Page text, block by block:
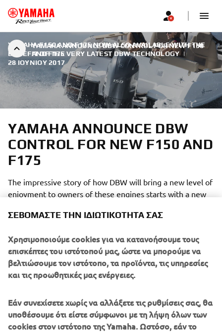
YAMAHA ANNOUNCE DBW CONTROL FOR NEW F150
AND F175
YAMAHA F150 AND F175 NOW ALSO AVAILABLE WITH THE
BENEFIT OF THE VERY LATEST DBW TECHNOLOGY |
28 ΙΟΥΝΊΟΥ 2017
YAMAHA ANNOUNCE DBW
CONTROL FOR NEW F150 AND
F175
The impressive story of how DBW will bring a new level of
enjoyment to owners of these engines starts with a new
added sophistication and ease of use, in terms of boat
compatibility with Yamaha's unique Digital Network
System brings with it the availability of an impressive
array of other control functions and options, including not
only a wide range of clear, easy-to-read digital gauges
but also the exclusive Y-COP immobilizer security system.
After all, peace of mind is a benefit every owner
appreciates.
ΣΕΒΌΜΑΣΤΕ ΤΗΝ ΙΔΙΩΤΙΚΌΤΗΤΆ ΣΑΣ
Χρησιμοποιούμε cookies για να κατανοήσουμε τους
επισκέπτες του ιστότοπού μας, ώστε να μπορούμε να
βελτιώσουμε τον ιστότοπο, τα προϊόντα, τις υπηρεσίες
και τις προωθητικές μας ενέργειες.
Εάν συνεχίσετε χωρίς να αλλάξετε τις ρυθμίσεις σας, θα
υποθέσουμε ότι είστε σύμφωνοι με τη λήψη όλων των
cookies στον ιστότοπο της Yamaha. Ωστόσο, εάν το